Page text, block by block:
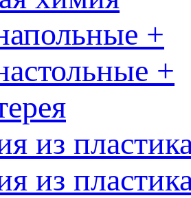
+
+
из
из